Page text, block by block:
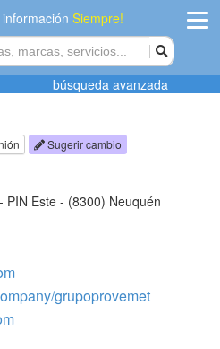
informaciónSiempre!
Agregar
datos
búsqueda avanzada
Sugerir cambio
Este - (8300) Neuquén
grupoprovemet